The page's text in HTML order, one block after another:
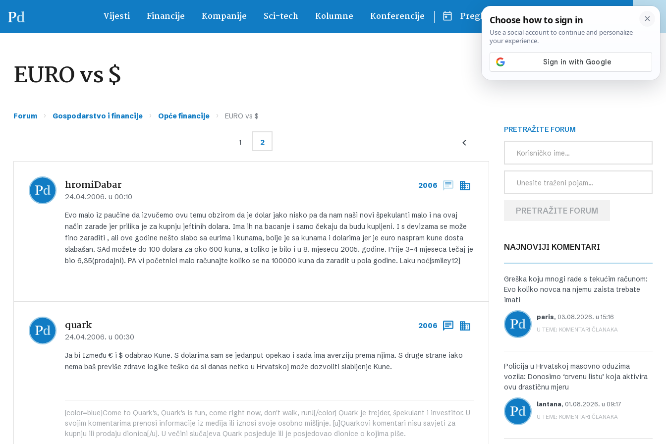
Vijesti Financije Kompanije Sci-tech Kolumne Konferencije Pregled dana
EURO vs $
Forum › Gospodarstvo i financije › Opće financije › EURO vs $
1 2
hromiDabar
24.04.2006. u 00:10
2006
Evo malo iz paučine da izvučemo ovu temu obzirom da je dolar jako nisko pa da nam naši novi špekulanti malo i na ovaj
način zarade jer prilika je za kupnju jeftinih dolara. Ima ih na bacanje i samo čekaju da budu kupljeni. I s devizama se može
fino zaraditi , ali ove godine nešto slabo sa eurima i kunama, bolje je sa kunama i dolarima jer je euro naspram kune dosta
slabašan. SAd možete do 100 dolara za oko 600 kuna, a toliko je bilo i u 8. mjesecu 2005. godine. Prije 3-4 mjeseca tečaj je
bio 6,35(prodajni). PA vi početnici malo računajte koliko se na 100000 kuna da zaradit u pola godine. Laku noć[smiley12]
quark
24.04.2006. u 00:30
2006
Ja bi Između € i $ odabrao Kune. S dolarima sam se jedanput opekao i sada ima averziju prema njima. S druge strane iako
nema baš previše zdrave logike teško da si danas netko u Hrvatskoj može dozvoliti slabljenje Kune.
[color=blue]Come to Quark's, Quark's is fun, come right now, don't walk, run![/color] Quark je trejder, špekulant i investitor. U
svojim komentarima prenosi informacije iz medija ili iznosi svoje osobno mišljnje. [u]Quarkovi komentari nisu savjeti za
kupnju ili prodaju dionica[/u]. U večini slučajeva Quark posjeduje ili je posjedovao dionice o kojima piše.
PRETRAŽITE FORUM
PRETRAŽITE FORUM
NAJNOVIJI KOMENTARI
Greška koju mnogi rade s tekućim računom:
Evo koliko novca na njemu zaista trebate
imati
paris, 03.08.2026. u 15:16
U TEMI: KOMENTARI ČLANAKA
Policija u Hrvatskoj masovno oduzima
vozila: Donosimo ‘crvenu listu’ koja aktivira
ovu drastičnu mjeru
lantana, 01.08.2026. u 09:17
U TEMI: KOMENTARI ČLANAKA